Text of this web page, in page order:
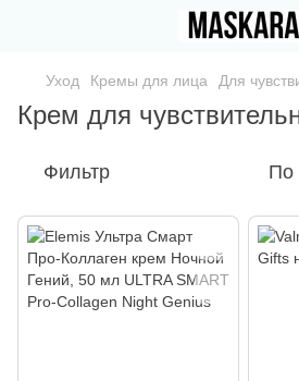
Уход Кремы для лица Для
Крем для
Фильтр По